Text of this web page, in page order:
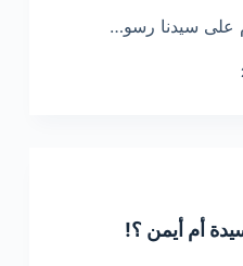
على سيدنا رسو…
أم أيمن ؟!